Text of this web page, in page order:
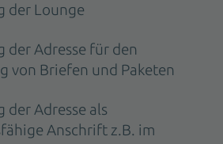
der Lounge
der Adresse für den
von Briefen und Paketen
der Adresse als
Anschrift z.B. im